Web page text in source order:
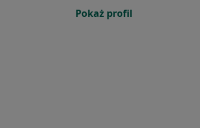
Pokaż profil